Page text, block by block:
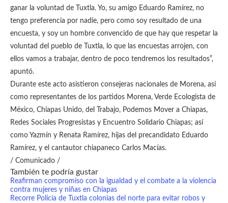
ganar la voluntad de Tuxtla. Yo, su amigo Eduardo Ramírez, no
tengo preferencia por nadie, pero como soy resultado de una
encuesta, y soy un hombre convencido de que hay que respetar la
voluntad del pueblo de Tuxtla, lo que las encuestas arrojen, con
ellos vamos a trabajar, dentro de poco tendremos los resultados”,
apuntó.
Durante este acto asistieron consejeras nacionales de Morena, así
como representantes de los partidos Morena, Verde Ecologista de
México, Chiapas Unido, del Trabajo, Podemos Mover a Chiapas,
Redes Sociales Progresistas y Encuentro Solidario Chiapas; así
como Yazmín y Renata Ramírez, hijas del precandidato Eduardo
Ramírez, y el cantautor chiapaneco Carlos Macías.
/ Comunicado /
También te podría gustar
Reafirman compromiso con la igualdad y el combate a la violencia
contra mujeres y niñas en Chiapas
Recorre Policía de Tuxtla colonias del norte para evitar robos y